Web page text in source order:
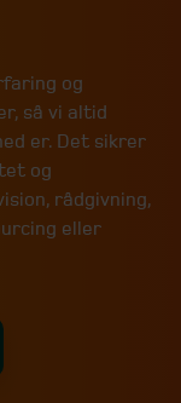
og
så vi altid
er. Det sikrer
og
rådgivning,
eller